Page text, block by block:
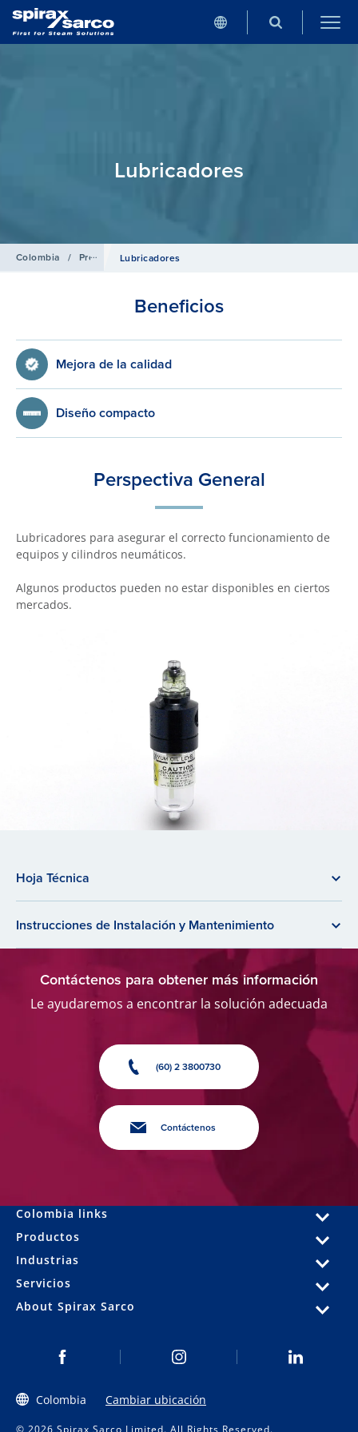
Lubricadores
Colombia / Productos / Aire Comprimido
Lubricadores
Beneficios
Mejora de la calidad
Diseño compacto
Perspectiva General
Lubricadores para asegurar el correcto funcionamiento de
equipos y cilindros neumáticos.
Algunos productos pueden no estar disponibles en ciertos
mercados.
Hoja Técnica
Instrucciones de Instalación y Mantenimiento
Contáctenos para obtener más información
Le ayudaremos a encontrar la solución adecuada
(60) 2 3800730
Contáctenos
Colombia links
Productos
Industrias
Servicios
About Spirax Sarco
Colombia Cambiar ubicación
© 2026 Spirax Sarco Limited. All Rights Reserved.